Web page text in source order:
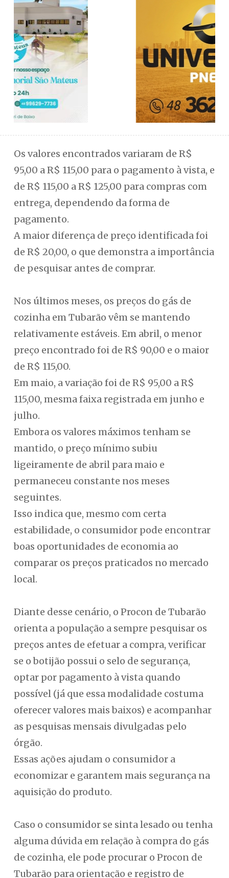
Os valores encontrados variaram de R$
95,00 a R$ 115,00 para o pagamento à vista, e
de R$ 115,00 a R$ 125,00 para compras com
entrega, dependendo da forma de
pagamento.
A maior diferença de preço identificada foi
de R$ 20,00, o que demonstra a importância
de pesquisar antes de comprar.
Nos últimos meses, os preços do gás de
cozinha em Tubarão vêm se mantendo
relativamente estáveis. Em abril, o menor
preço encontrado foi de R$ 90,00 e o maior
de R$ 115,00.
Em maio, a variação foi de R$ 95,00 a R$
115,00, mesma faixa registrada em junho e
julho.
Embora os valores máximos tenham se
mantido, o preço mínimo subiu
ligeiramente de abril para maio e
permaneceu constante nos meses
seguintes.
Isso indica que, mesmo com certa
estabilidade, o consumidor pode encontrar
boas oportunidades de economia ao
comparar os preços praticados no mercado
local.
Diante desse cenário, o Procon de Tubarão
orienta a população a sempre pesquisar os
preços antes de efetuar a compra, verificar
se o botijão possui o selo de segurança,
optar por pagamento à vista quando
possível (já que essa modalidade costuma
oferecer valores mais baixos) e acompanhar
as pesquisas mensais divulgadas pelo
órgão.
Essas ações ajudam o consumidor a
economizar e garantem mais segurança na
aquisição do produto.
Caso o consumidor se sinta lesado ou tenha
alguma dúvida em relação à compra do gás
de cozinha, ele pode procurar o Procon de
Tubarão para orientação e registro de